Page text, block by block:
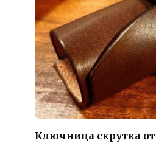
Ключница скрутка